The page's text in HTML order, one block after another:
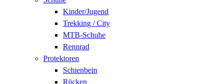
Kinder/Jugend
Trekking / City
MTB-Schuhe
Rennrad
Protektoren
Schienbein
Rücken